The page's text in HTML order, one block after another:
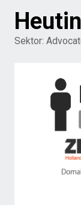
Sektor: